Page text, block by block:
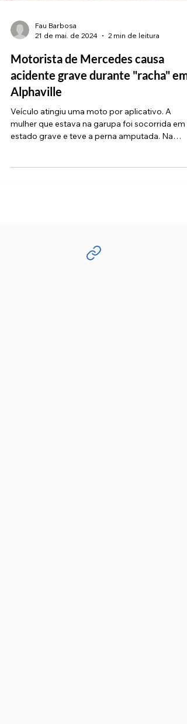
Fau Barbosa
21 de mai. de 2024
2 min de leitura
Motorista de Mercedes causa
acidente grave durante "racha" em
Alphaville
Veículo atingiu uma moto por aplicativo. A
estado grave e teve a perna amputada. Na